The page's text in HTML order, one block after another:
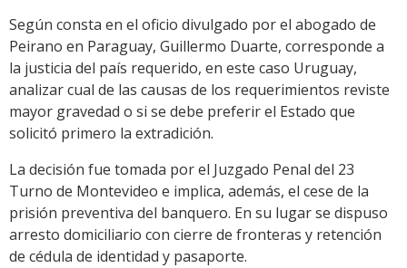
Según consta en el oficio divulgado por el abogado de
Peirano en Paraguay, Guillermo Duarte, corresponde a
la justicia del país requerido, en este caso Uruguay,
analizar cual de las causas de los requerimientos reviste
mayor gravedad o si se debe preferir el Estado que
solicitó primero la extradición.
La decisión fue tomada por el Juzgado Penal del 23
Turno de Montevideo e implica, además, el cese de la
prisión preventiva del banquero. En su lugar se dispuso
arresto domiciliario con cierre de fronteras y retención
de cédula de identidad y pasaporte.